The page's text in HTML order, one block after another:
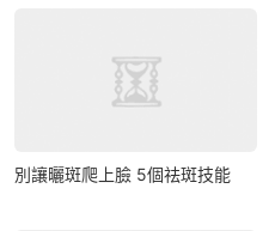
別讓曬斑爬上臉 5個祛斑技能